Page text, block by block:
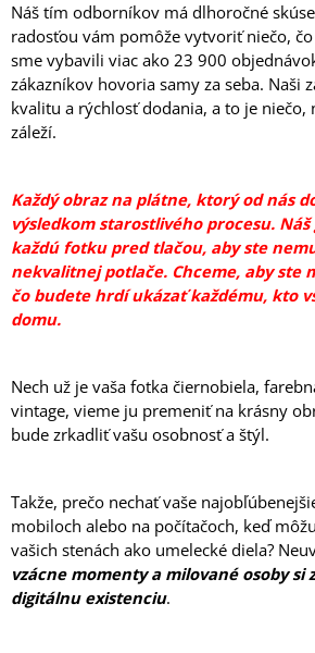
Náš tím odborníkov má dlhoročné
radosťou vám pomôže vytvoriť niečo,
sme vybavili viac ako 23 900
zákazníkov hovoria samy za seba. Naši
kvalitu a rýchlosť dodania, a to je niečo,
záleží.
Každý obraz na plátne, ktorý od nás
výsledkom starostlivého procesu.
každú fotku pred tlačou, aby ste
nekvalitnej potlače. Chceme, aby ste
čo budete hrdí ukázať každému, kto
domu.
Nech už je vaša fotka čiernobiela,
vintage, vieme ju premeniť na krásny
bude zrkadliť vašu osobnosť a štýl.
Takže, prečo nechať vaše
mobiloch alebo na počítačoch, keď
vašich stenách ako umelecké diela?
vzácne momenty a milované osoby si
digitálnu existenciu.
O
D
P
O
R
Ú
M
E
HRNČEK
MILÁ
PANI
UČITEĽKA
350
9,70
€